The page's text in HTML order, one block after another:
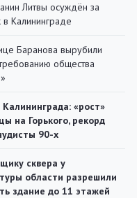
Литвы осуждён за
Калининграде
Баранова вырубили
общества
«рост»
на Горького, рекорд
90-х
сквера у
области разрешили
здание до 11 этажей